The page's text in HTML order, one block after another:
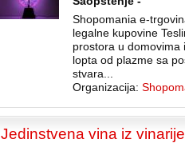
Shopomania e-
legalne kupovine
prostora u domovima
lopta od plazme sa
stvara...
Organizacija:
Jedinstvena vina iz